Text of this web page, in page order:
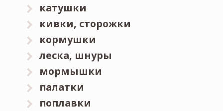
катушки
кивки, сторожки
кормушки
леска, шнуры
мормышки
палатки
поплавки